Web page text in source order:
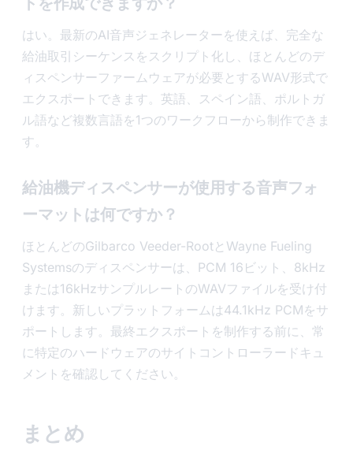
はい。最新のAI音声ジェネレーターを使えば、完全な
給油取引シーケンスをスクリプト化し、ほとんどのデ
ィスペンサーファームウェアが必要とするWAV形式で
エクスポートできます。英語、スペイン語、ポルトガ
ル語など複数言語を1つのワークフローから制作できま
す。
給油機ディスペンサーが使用する音声フォ
ーマットは何ですか？
ほとんどのGilbarco Veeder-RootとWayne Fueling
Systemsのディスペンサーは、PCM 16ビット、8kHz
または16kHzサンプルレートのWAVファイルを受け付
けます。新しいプラットフォームは44.1kHz PCMをサ
ポートします。最終エクスポートを制作する前に、常
に特定のハードウェアのサイトコントローラードキュ
メントを確認してください。
まとめ